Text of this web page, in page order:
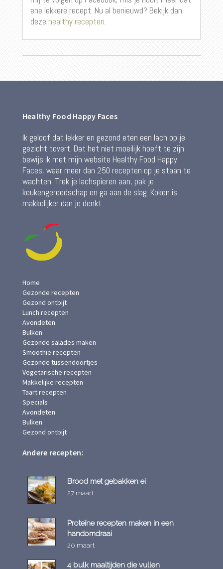
ene lekkere recept. Nu al benieuwd? Bekijk dan
deze healthy recepten.
Healthy Food Happy Faces
Ik geloof dat lekker en gezond eten een lach op je
gezicht tovert. Dat het niet moeilijk hoeft te zijn
bewijs ik met mijn website Healthy Food Happy
Faces, waar meer dan 250 recepten op je staan te
wachten. Trek je lachspieren aan, pak je
keukengereedschap en ga aan de slag. Koken is
makkelijker dan je denkt.
Home
Gezonde recepten
Gezond ontbijt
Lunch recepten
Avondeten
Bulken
Gezonde salades maken
Smoothie recepten
Gezonde tussendoortjes
Vegetarische recepten
Makkelijke recepten
Taart recepten
Specials
Avondeten
Bulken
Gezond ontbijt
Andere recepten:
Brood met gebakken ei
27 maart
Proteïne recepten maken in een
handomdraai
20 maart
4 bulk maaltijden die vullen